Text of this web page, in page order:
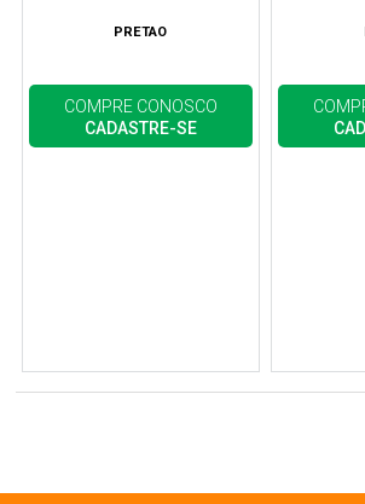
PRETAO
COMPRE CONOSCO
CADASTRE-SE